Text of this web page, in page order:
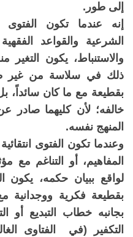
إلى طور.
إنه عندما تكون
الشرعية والقواعد
والاستنباط، يكون التغير
ذلك في سلاسة من غير
بقطيعة مع ما كان سائداً،
خالفه؛ لأن كليهما صادر
المنهج نفسه.
وعندما تكون الفتوى
المفاهيم، أو التناغم مع
لواقع ببيان حكمه، يكون
بقطيعة فكرية ووجدانية
بجانبه خطاب التبديع أو
التكفير (في الفتاوى